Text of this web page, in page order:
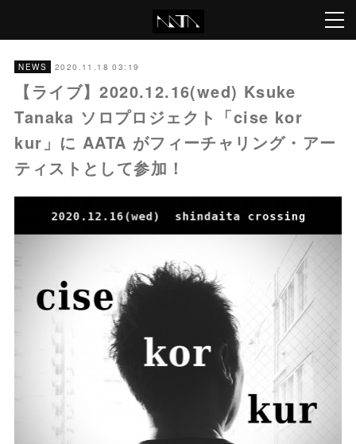
NEWS 2020.11.18 03:19
【ライブ】2020.12.16(wed) Ksuke
Tanaka ソロプロジェクト「cise kor
kur」に AATA がフィーチャリング・アー
ティストとして参加！